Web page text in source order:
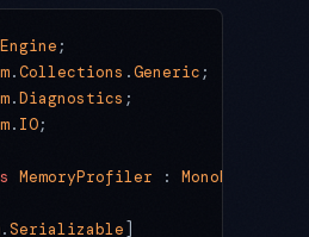
;
.Collections .Generic ;
.Diagnostics ;
. IO;
MemoryProfiler : MonoBehaviour
.Serializable ]